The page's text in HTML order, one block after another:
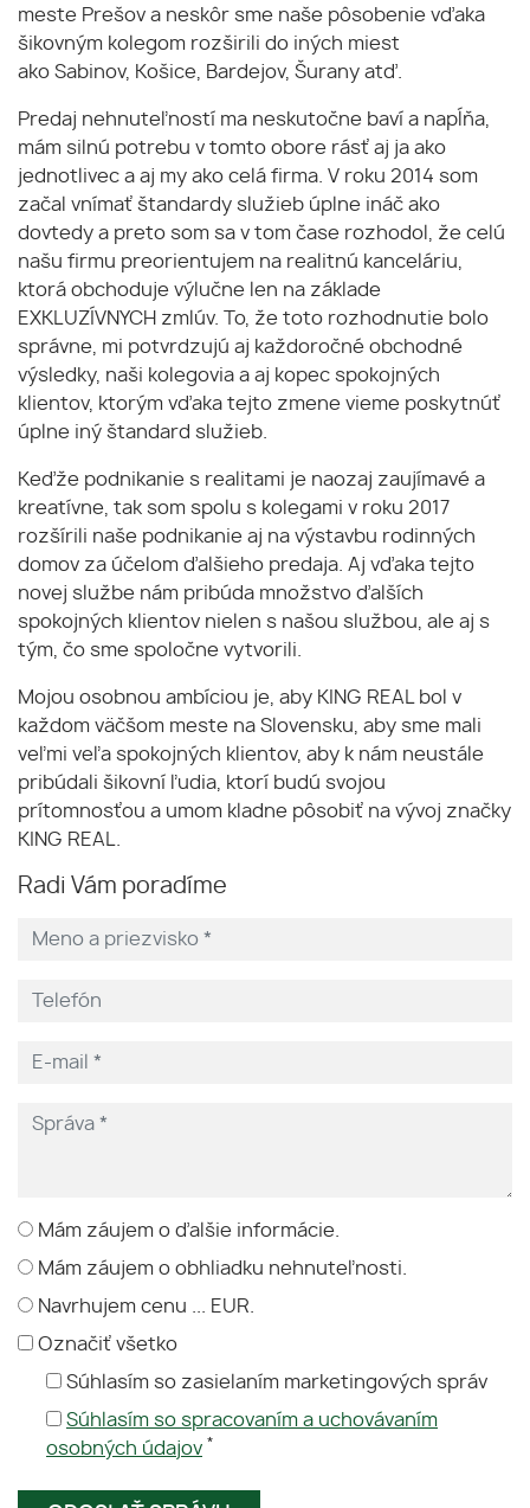
meste Prešov a neskôr sme naše pôsobenie vďaka
šikovným kolegom rozširili do iných miest
ako Sabinov, Košice, Bardejov, Šurany atď.
Predaj nehnuteľností ma neskutočne baví a napĺňa,
mám silnú potrebu v tomto obore rásť aj ja ako
jednotlivec a aj my ako celá firma. V roku 2014 som
začal vnímať štandardy služieb úplne ináč ako
dovtedy a preto som sa v tom čase rozhodol, že celú
našu firmu preorientujem na realitnú kanceláriu,
ktorá obchoduje výlučne len na základe
EXKLUZÍVNYCH zmlúv. To, že toto rozhodnutie bolo
správne, mi potvrdzujú aj každoročné obchodné
výsledky, naši kolegovia a aj kopec spokojných
klientov, ktorým vďaka tejto zmene vieme poskytnúť
úplne iný štandard služieb.
Keďže podnikanie s realitami je naozaj zaujímavé a
kreatívne, tak som spolu s kolegami v roku 2017
rozšírili naše podnikanie aj na výstavbu rodinných
domov za účelom ďalšieho predaja. Aj vďaka tejto
novej službe nám pribúda množstvo ďalších
spokojných klientov nielen s našou službou, ale aj s
tým, čo sme spoločne vytvorili.
Mojou osobnou ambíciou je, aby KING REAL bol v
každom väčšom meste na Slovensku, aby sme mali
veľmi veľa spokojných klientov, aby k nám neustále
pribúdali šikovní ľudia, ktorí budú svojou
prítomnosťou a umom kladne pôsobiť na vývoj značky
KING REAL.
Radi Vám poradíme
Mám záujem o ďalšie informácie.
Mám záujem o obhliadku nehnuteľnosti.
Navrhujem cenu ... EUR.
Označiť všetko
Súhlasím so zasielaním marketingových správ
Súhlasím so spracovaním a uchovávaním
osobných údajov *